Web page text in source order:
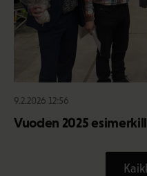
9.2.2026 12:56
Vuoden 2025